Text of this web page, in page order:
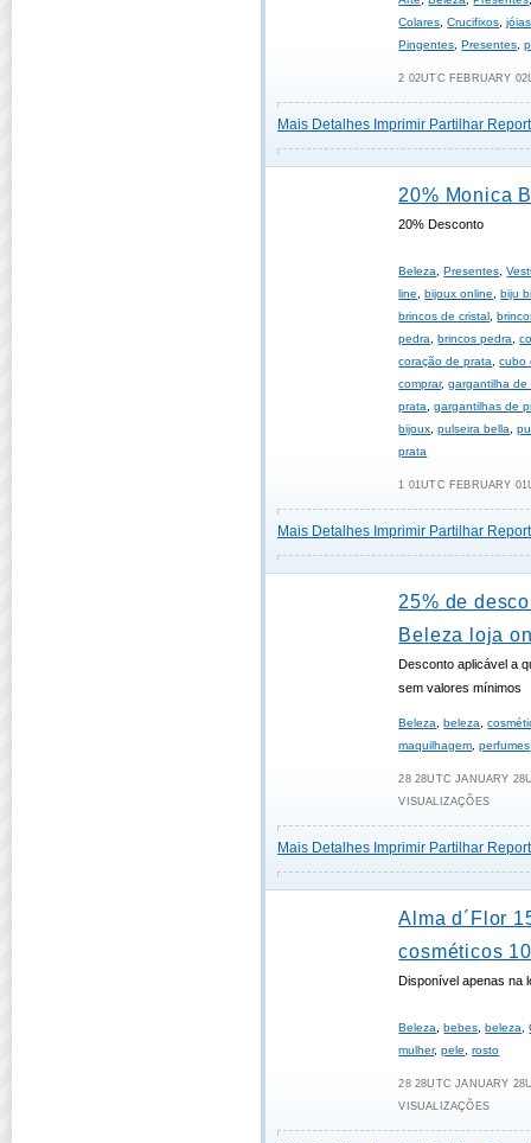
Colares ,Crucifixos ,jóias
Pingentes ,Presentes ,
2 02UTC FEBRUARY
Mais Detalhes Imprimir Partilhar
20% Monica
20% Desconto
Beleza ,Presentes ,
line
,bijoux online ,biju
brincos de cristal ,
pedra
,brincos pedra ,
coração de prata
,cubo
comprar,gargantilha de
prata
,gargantilhas de
bijoux ,pulseira bella ,
prata
1 01UTC FEBRUARY
Mais Detalhes Imprimir Partilhar
25% de
Beleza loja
Desconto aplicável a
sem valores mínimos
Beleza ,beleza ,
maquilhagem ,perfumes
28 28UTC JANUARY
VISUALIZAÇÕES
Mais Detalhes Imprimir Partilhar
Alma d´Flor
cosméticos
Disponível apenas na
Beleza ,bebes ,beleza ,
mulher,pele ,rosto
28 28UTC JANUARY
VISUALIZAÇÕES